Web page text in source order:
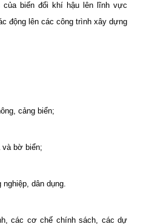
của biến đổi khí hậu lên lĩnh vực
động lên các công trình xây dựng
cảng biển;
và bờ biển;
dân dụng.
các cơ chế chính sách, các dự